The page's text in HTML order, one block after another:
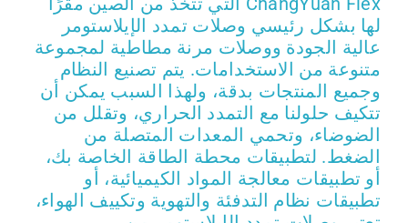
لها بشكل رئيسي وصلات تمدد الإيلاستومر
عالية الجودة ووصلات مرنة مطاطية لمجموعة
متنوعة من الاستخدامات. يتم تصنيع النظام
وجميع المنتجات بدقة، ولهذا السبب يمكن أن
تتكيف حلولنا مع التمدد الحراري، وتقلل من
الضوضاء، وتحمي المعدات المتصلة من
الضغط. لتطبيقات محطة الطاقة الخاصة بك،
أو تطبيقات معالجة المواد الكيميائية، أو
تطبيقات نظام التدفئة والتهوية وتكييف الهواء،